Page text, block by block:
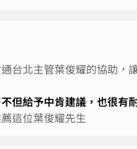
台北主管葉俊耀的協助，
不但給予中肯建議，也很有
這位葉俊耀先生